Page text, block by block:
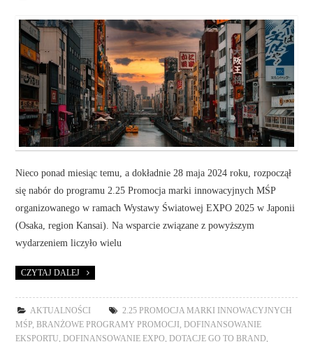
Nieco ponad miesiąc temu, a dokładnie 28 maja 2024 roku, rozpoczął
się nabór do programu 2.25 Promocja marki innowacyjnych MŚP
organizowanego w ramach Wystawy Światowej EXPO 2025 w Japonii
(Osaka, region Kansai). Na wsparcie związane z powyższym
wydarzeniem liczyło wielu
CZYTAJ DALEJ
AKTUALNOŚCI
2.25 PROMOCJA MARKI INNOWACYJNYCH
MŚP ,BRANŻOWE PROGRAMY PROMOCJI ,DOFINANSOWANIE
EKSPORTU ,DOFINANSOWANIE EXPO ,DOTACJE GO TO BRAND